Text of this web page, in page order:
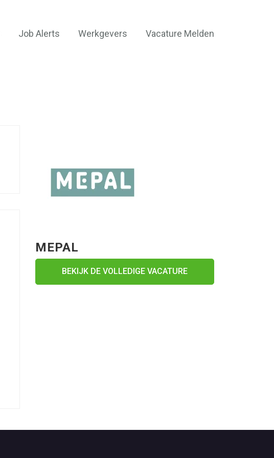
Job Alerts Werkgevers Vacature Melden
MEPAL
BEKIJK DE VOLLEDIGE VACATURE